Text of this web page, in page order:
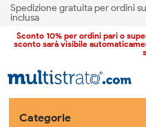
Spedizione gratuita per ordini
inclusa
Sconto 10% per ordini pari o
sconto sarà visibile
Categorie